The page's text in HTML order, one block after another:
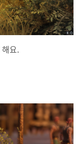
요.